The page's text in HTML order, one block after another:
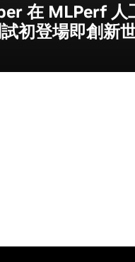
在 MLPerf 人
初登場即創新